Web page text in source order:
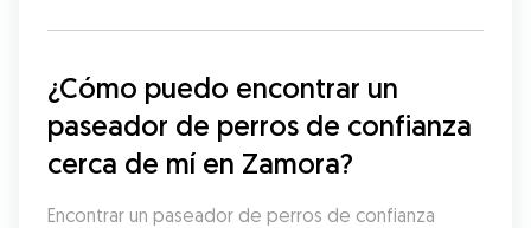
¿Cómo puedo encontrar un
paseador de perros de confianza
cerca de mí en Zamora?
Encontrar un paseador de perros de confianza